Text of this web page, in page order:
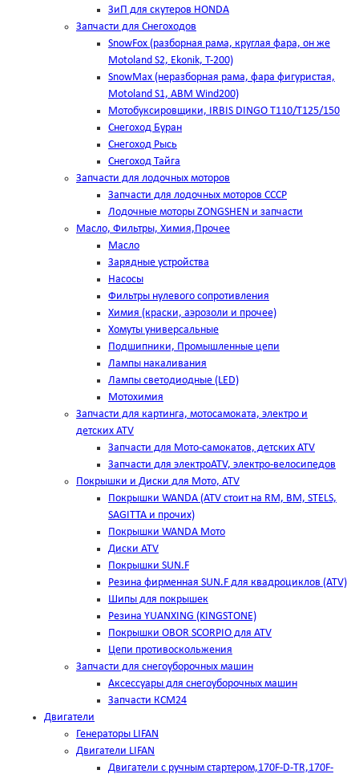
ЗиП для скутеров HONDA
Запчасти для Снегоходов
SnowFox (разборная рама, круглая фара, он же
Motoland S2, Ekonik, T-200)
SnowMax (неразборная рама, фара фигуристая,
Motoland S1, ABM Wind200)
Мотобуксировщики, IRBIS DINGO Т110/Т125/150
Снегоход Буран
Снегоход Рысь
Снегоход Тайга
Запчасти для лодочных моторов
Запчасти для лодочных моторов СССР
Лодочные моторы ZONGSHEN и запчасти
Масло, Фильтры, Химия,Прочее
Масло
Зарядные устройства
Насосы
Фильтры нулевого сопротивления
Химия (краски, аэрозоли и прочее)
Хомуты универсальные
Подшипники, Промышленные цепи
Лампы накаливания
Лампы светодиодные (LED)
Мотохимия
Запчасти для картинга, мотосамоката, электро и
детских ATV
Запчасти для Мото-самокатов, детских ATV
Запчасти для электроATV, электро-велосипедов
Покрышки и Диски для Мото, ATV
Покрышки WANDA (АТV стоит на RM, BM, STELS,
SAGITTA и прочих)
Покрышки WANDA Мото
Диски ATV
Покрышки SUN.F
Резина фирменная SUN.F для квадроциклов (АТV)
Шипы для покрышек
Резина YUANXING (KINGSTONE)
Покрышки OBOR SCORPIO для ATV
Цепи противоскольжения
Запчасти для снегоуборочных машин
Аксессуары для снегоуборочных машин
Запчасти КСМ24
Двигатели
Генераторы LIFAN
Двигатели LIFAN
Двигатели с ручным стартером,170F-D-TR,170F-